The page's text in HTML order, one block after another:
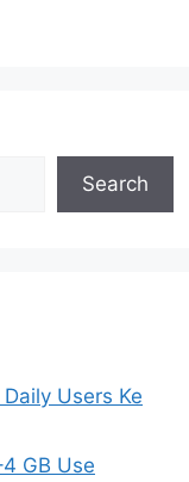
Search
Users Ke
GB Use